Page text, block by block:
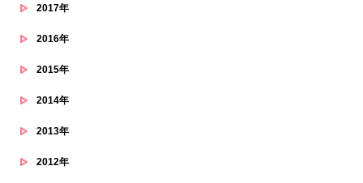
2017年
2016年
2015年
2014年
2013年
2012年